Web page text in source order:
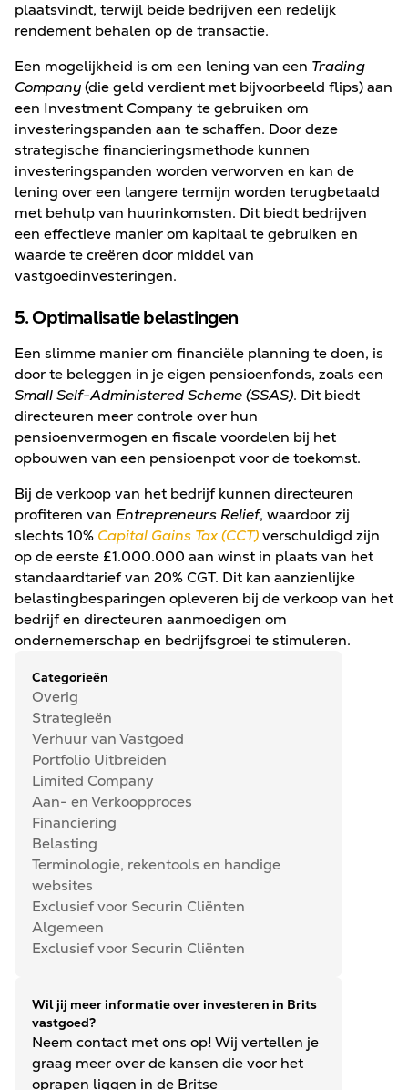
plaatsvindt, terwijl beide bedrijven een redelijk
rendement behalen op de transactie.
Een mogelijkheid is om een lening van een Trading
Company(die geld verdient met bijvoorbeeld flips) aan
een Investment Company te gebruiken om
investeringspanden aan te schaffen. Door deze
strategische financieringsmethode kunnen
investeringspanden worden verworven en kan de
lening over een langere termijn worden terugbetaald
met behulp van huurinkomsten. Dit biedt bedrijven
een effectieve manier om kapitaal te gebruiken en
waarde te creëren door middel van
vastgoedinvesteringen.
5. Optimalisatie belastingen
Een slimme manier om financiële planning te doen, is
door te beleggen in je eigen pensioenfonds, zoals een
Small Self-Administered Scheme (SSAS). Dit biedt
directeuren meer controle over hun
pensioenvermogen en fiscale voordelen bij het
opbouwen van een pensioenpot voor de toekomst.
Bij de verkoop van het bedrijf kunnen directeuren
profiteren van Entrepreneurs Relief, waardoor zij
slechts 10% Capital Gains Tax (CCT)verschuldigd zijn
op de eerste £1.000.000 aan winst in plaats van het
standaardtarief van 20% CGT. Dit kan aanzienlijke
belastingbesparingen opleveren bij de verkoop van het
bedrijf en directeuren aanmoedigen om
ondernemerschap en bedrijfsgroei te stimuleren.
Categorieën
Overig
Strategieën
Verhuur van Vastgoed
Portfolio Uitbreiden
Limited Company
Aan- en Verkoopproces
Financiering
Belasting
Terminologie, rekentools en handige
websites
Exclusief voor Securin Cliënten
Algemeen
Exclusief voor Securin Cliënten
Wil jij meer informatie over investeren in Brits
vastgoed?
Neem contact met ons op! Wij vertellen je
graag meer over de kansen die voor het
oprapen liggen in de Britse